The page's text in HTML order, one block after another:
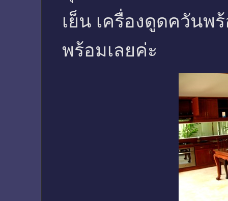
เย็น เครื่องดูดควันพ
พร้อมเลยค่ะ